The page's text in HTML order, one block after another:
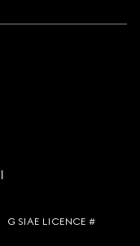
G SIAE LICENCE #